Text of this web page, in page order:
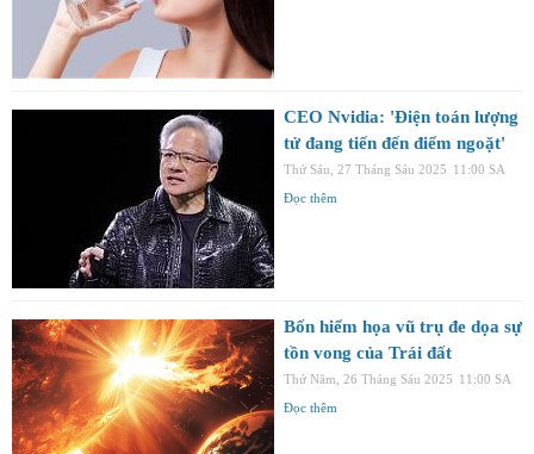
CEO Nvidia: 'Điện toán lượng
tử đang tiến đến điểm ngoặt'
Thứ Sáu, 27 Tháng Sáu 2025 11:00 SA
Đọc thêm
Bốn hiểm họa vũ trụ đe dọa sự
tồn vong của Trái đất
Thứ Năm, 26 Tháng Sáu 2025 11:00 SA
Đọc thêm